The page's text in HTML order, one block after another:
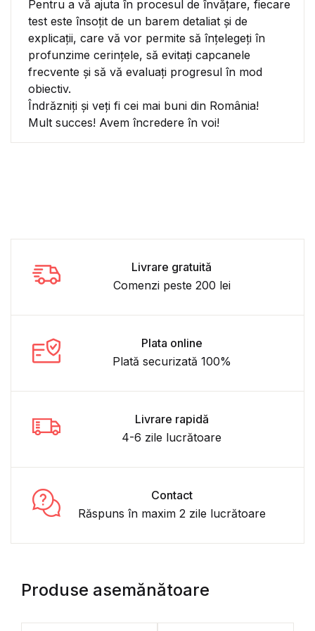
Pentru a vă ajuta în procesul de învățare, fiecare
test este însoțit de un barem detaliat și de
explicații, care vă vor permite să înțelegeți în
profunzime cerințele, să evitați capcanele
frecvente și să vă evaluați progresul în mod
obiectiv.
Îndrăzniți și veți fi cei mai buni din România!
Mult succes! Avem încredere în voi!
Livrare gratuită
Comenzi peste 200 lei
Plata online
Plată securizată 100%
Livrare rapidă
4-6 zile lucrătoare
Contact
Răspuns în maxim 2 zile lucrătoare
Produse asemănătoare